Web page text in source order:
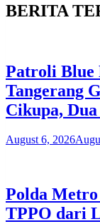
BERITA
Patroli Blue
Tangerang
Cikupa,
August 6, 2026
Polda
TPPO dari